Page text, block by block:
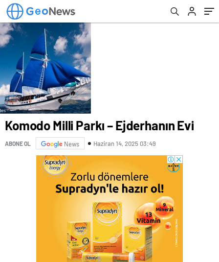
Komodo Milli Parkı – Ejderhanın Evi
ABONE OL News Haziran 14, 2025 03:49